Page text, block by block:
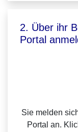
2. Über ihr
Portal
Sie melden
Portal an.